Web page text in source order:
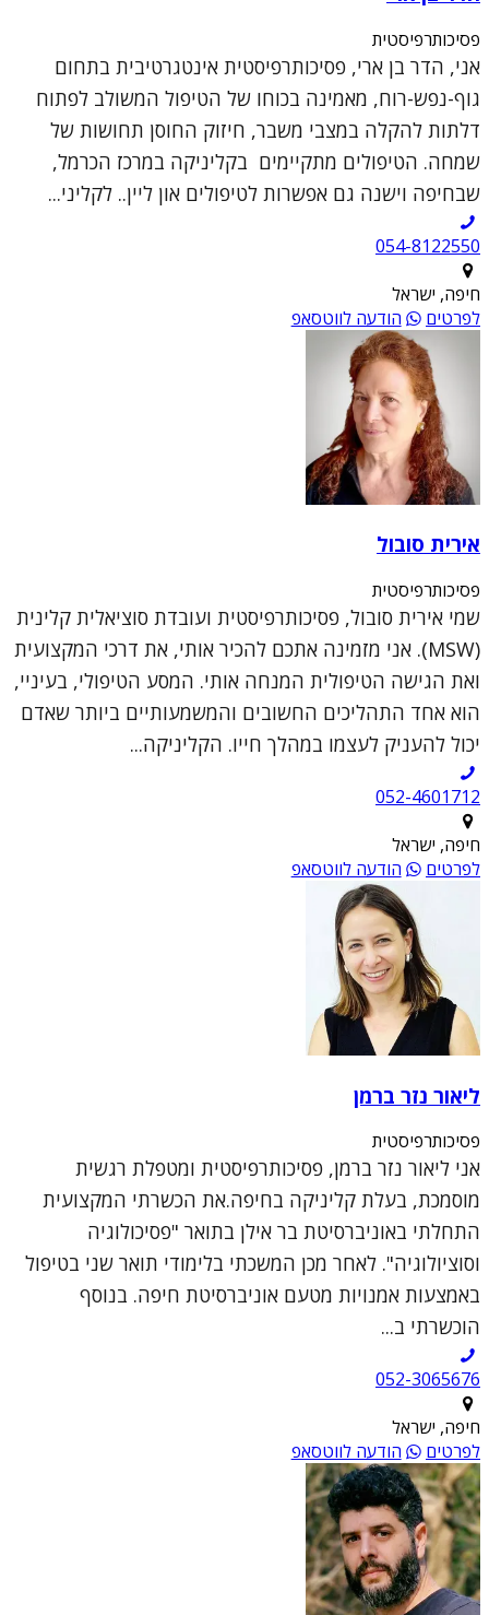
פסיכותרפיסטית
אני, הדר בן ארי, פסיכותרפיסטית אינטגרטיבית בתחום
גוף-נפש-רוח, מאמינה בכוחו של הטיפול המשולב לפתוח
דלתות להקלה במצבי משבר, חיזוק החוסן תחושות של
שמחה. הטיפולים מתקיימים בקליניקה במרכז הכרמל,
שבחיפה וישנה גם אפשרות לטיפולים און ליין.. לקליני...
054-8122550
חיפה, ישראל
לפרטים
הודעה לווטסאפ
אירית סובול
פסיכותרפיסטית
שמי אירית סובול, פסיכותרפיסטית ועובדת סוציאלית קלינית
(MSW). אני מזמינה אתכם להכיר אותי, את דרכי המקצועית
ואת הגישה הטיפולית המנחה אותי. המסע הטיפולי, בעיניי,
הוא אחד התהליכים החשובים והמשמעותיים ביותר שאדם
יכול להעניק לעצמו במהלך חייו. הקליניקה...
052-4601712
חיפה, ישראל
לפרטים
הודעה לווטסאפ
ליאור נזר ברמן
פסיכותרפיסטית
אני ליאור נזר ברמן, פסיכותרפיסטית ומטפלת רגשית
מוסמכת, בעלת קליניקה בחיפה.את הכשרתי המקצועית
התחלתי באוניברסיטת בר אילן בתואר "פסיכולוגיה
וסוציולוגיה". לאחר מכן המשכתי בלימודי תואר שני בטיפול
באמצעות אמנויות מטעם אוניברסיטת חיפה. בנוסף
הוכשרתי ב...
052-3065676
חיפה, ישראל
לפרטים
הודעה לווטסאפ